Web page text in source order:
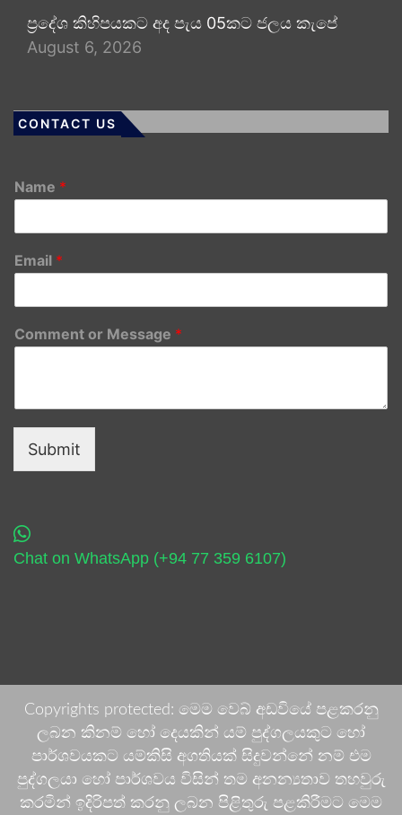
ප්‍රදේශ කිහිපයකට අද පැය 05කට ජලය කැපේ
August 6, 2026
CONTACT US
Name *
Email *
Comment or Message *
Submit
Chat on WhatsApp (+94 77 359 6107)
Copyrights protected: මෙම වෙබ් අඩවියේ පළකරනු
ලබන කිනම් හෝ දෙයකින් යම් පුද්ගලයකුට හෝ
පාර්ශවයකට යම්කිසි අගතියක් සිදුවන්නේ නම් එම
පුද්ගලයා හෝ පාර්ශවය විසින් තම අනන්‍යතාව තහවුරු
කරමින් ඉදිරිපත් කරනු ලබන පිළිතුරු පළකිරීමට මෙම